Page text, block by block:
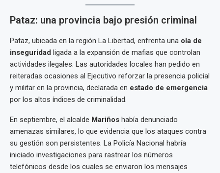
Pataz: una provincia bajo presión criminal
Pataz, ubicada en la región La Libertad, enfrenta una ola de
inseguridad ligada a la expansión de mafias que controlan
actividades ilegales. Las autoridades locales han pedido en
reiteradas ocasiones al Ejecutivo reforzar la presencia policial
y militar en la provincia, declarada en estado de emergencia
por los altos índices de criminalidad.
En septiembre, el alcalde Mariños había denunciado
amenazas similares, lo que evidencia que los ataques contra
su gestión son persistentes. La Policía Nacional habría
iniciado investigaciones para rastrear los números
telefónicos desde los cuales se enviaron los mensajes